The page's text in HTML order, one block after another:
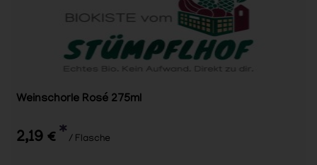
Weinschorle Rosé 275ml
2,19 € * / Flasche